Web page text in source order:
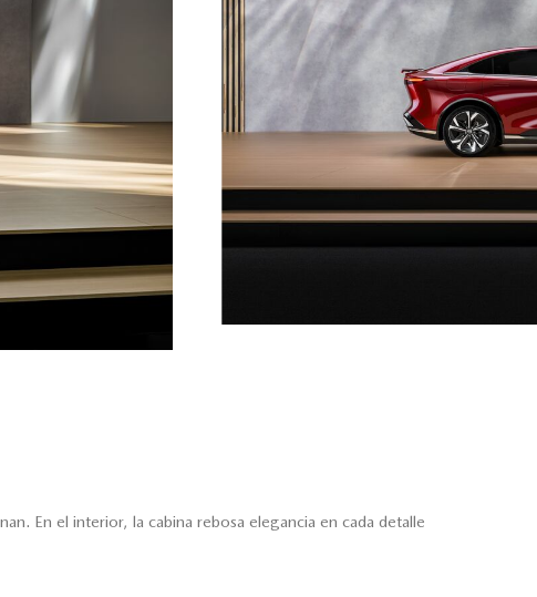
En el interior, la cabina rebosa elegancia en cada detalle